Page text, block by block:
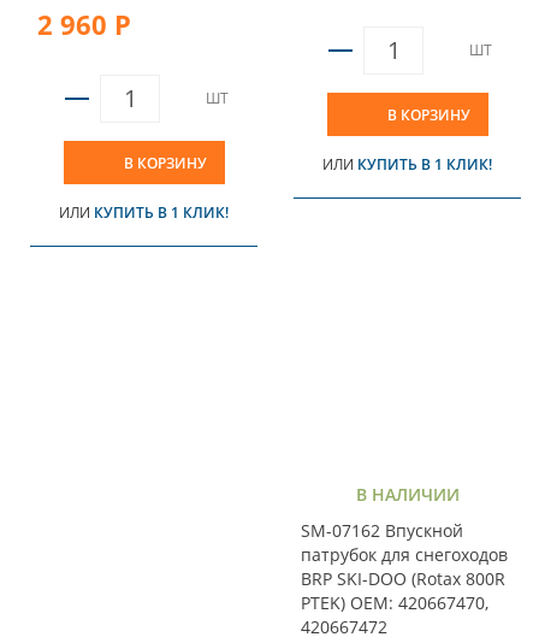
2 960 Р
ШТ
В КОРЗИНУ
ИЛИ КУПИТЬ В 1 КЛИК!
ШТ
В КОРЗИНУ
ИЛИ КУПИТЬ В 1 КЛИК!
В НАЛИЧИИ
SM-07162 Впускной
патрубок для снегоходов
BRP SKI-DOO (Rotax 800R
PTEK) OEM: 420667470,
420667472